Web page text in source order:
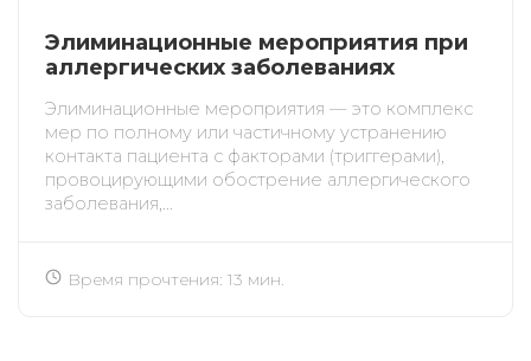
Элиминационные мероприятия при
аллергических заболеваниях
Элиминационные мероприятия — это комплекс
мер по полному или частичному устранению
контакта пациента с факторами (триггерами),
провоцирующими обострение аллергического
заболевания,...
Время прочтения: 13 мин.